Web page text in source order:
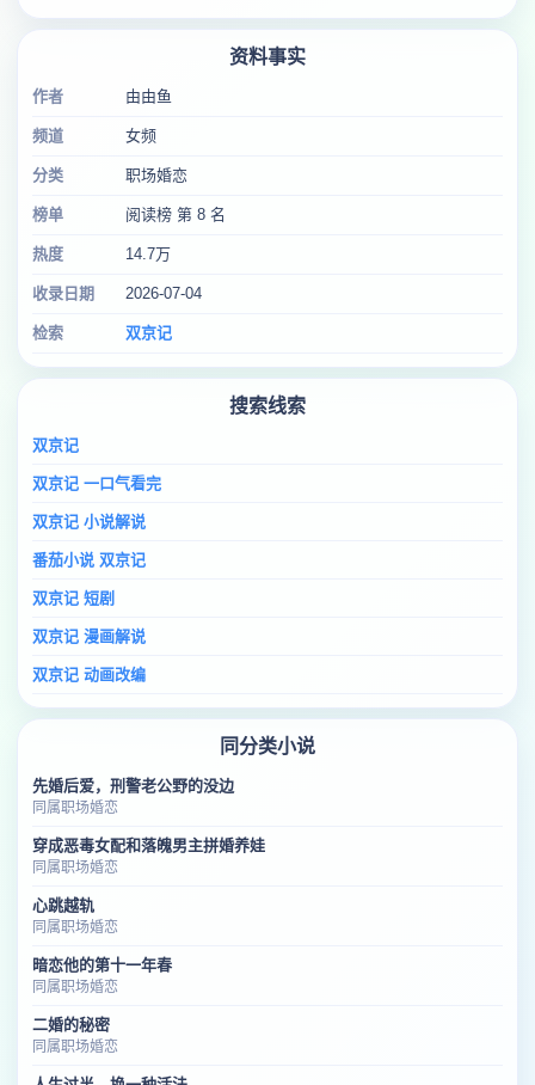
资料事实
作者 由由鱼
频道 女频
分类 职场婚恋
榜单 阅读榜 第 8 名
热度 14.7万
收录日期 2026-07-04
检索 双京记
搜索线索
双京记
双京记 一口气看完
双京记 小说解说
番茄小说 双京记
双京记 短剧
双京记 漫画解说
双京记 动画改编
同分类小说
先婚后爱，刑警老公野的没边
同属职场婚恋
穿成恶毒女配和落魄男主拼婚养娃
同属职场婚恋
心跳越轨
同属职场婚恋
暗恋他的第十一年春
同属职场婚恋
二婚的秘密
同属职场婚恋